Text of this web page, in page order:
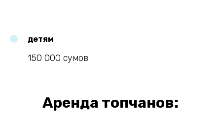
детям
150 000 сумов
Аренда топчанов: